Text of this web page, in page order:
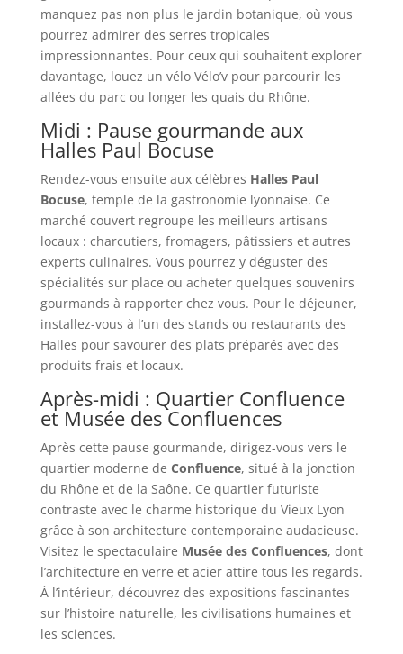
manquez pas non plus le jardin botanique, où vous
pourrez admirer des serres tropicales
impressionnantes. Pour ceux qui souhaitent explorer
davantage, louez un vélo Vélo’v pour parcourir les
allées du parc ou longer les quais du Rhône.
Midi : Pause gourmande aux
Halles Paul Bocuse
Rendez-vous ensuite aux célèbres Halles Paul
Bocuse, temple de la gastronomie lyonnaise. Ce
marché couvert regroupe les meilleurs artisans
locaux : charcutiers, fromagers, pâtissiers et autres
experts culinaires. Vous pourrez y déguster des
spécialités sur place ou acheter quelques souvenirs
gourmands à rapporter chez vous. Pour le déjeuner,
installez-vous à l’un des stands ou restaurants des
Halles pour savourer des plats préparés avec des
produits frais et locaux.
Après-midi : Quartier Confluence
et Musée des Confluences
Après cette pause gourmande, dirigez-vous vers le
quartier moderne de Confluence, situé à la jonction
du Rhône et de la Saône. Ce quartier futuriste
contraste avec le charme historique du Vieux Lyon
grâce à son architecture contemporaine audacieuse.
Visitez le spectaculaire Musée des Confluences, dont
l’architecture en verre et acier attire tous les regards.
À l’intérieur, découvrez des expositions fascinantes
sur l’histoire naturelle, les civilisations humaines et
les sciences.